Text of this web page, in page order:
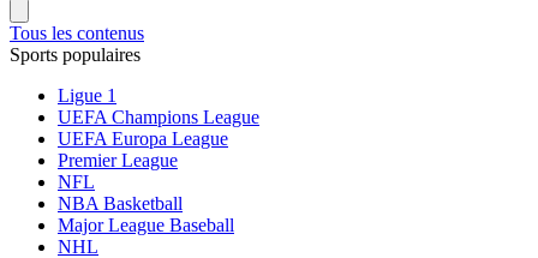
Tous les contenus
Sports populaires
Ligue 1
UEFA Champions League
UEFA Europa League
Premier League
NFL
NBA Basketball
Major League Baseball
NHL